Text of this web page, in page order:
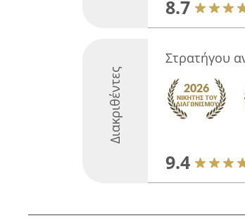
8.7
Διακριθέντες
Στρατήγου
9.4